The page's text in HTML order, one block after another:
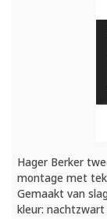
Hager Berker
montage met
Gemaakt van
kleur: